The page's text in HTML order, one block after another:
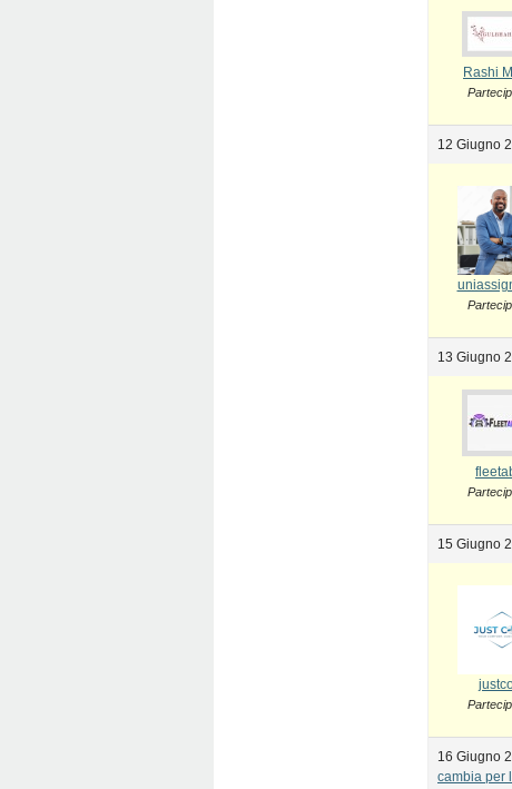
Rashi
12 Giugno
13 Giugno
15 Giugno
16 Giugno
cambia per